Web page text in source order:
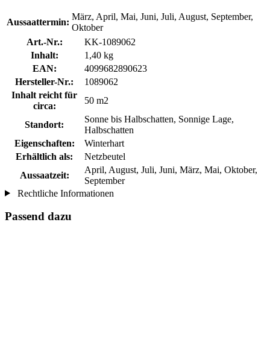
Aussaattermin:
März, April, Mai, Juni, Juli, August, September,
Oktober
Art.-Nr.:
KK-1089062
Inhalt:
1,40 kg
EAN:
4099682890623
Hersteller-Nr.:
1089062
Inhalt reicht für
circa:
50 m2
Standort:
Sonne bis Halbschatten, Sonnige Lage,
Halbschatten
Eigenschaften:
Winterhart
Erhältlich als:
Netzbeutel
Aussaatzeit:
April, August, Juli, Juni, März, Mai, Oktober,
September
Rechtliche Informationen
Passend dazu